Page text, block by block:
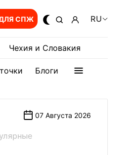
СПЖ RU
Чехия и Словакия
Блоги
07 Августа 2026